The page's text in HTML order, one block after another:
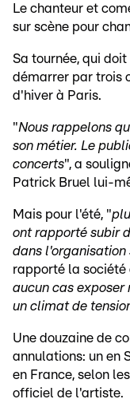
Le chanteur et
sur scène pour
Sa tournée, qui
démarrer par trois
d'hiver à Paris.
"Nous rappelons
son métier. Le
concerts", a
Patrick Bruel lui-
Mais pour l'été, "
ont rapporté subir
dans l'organisation
rapporté la société
aucun cas exposer
un climat de
Une douzaine de
annulations: un en
en France, selon
officiel de l'artiste.